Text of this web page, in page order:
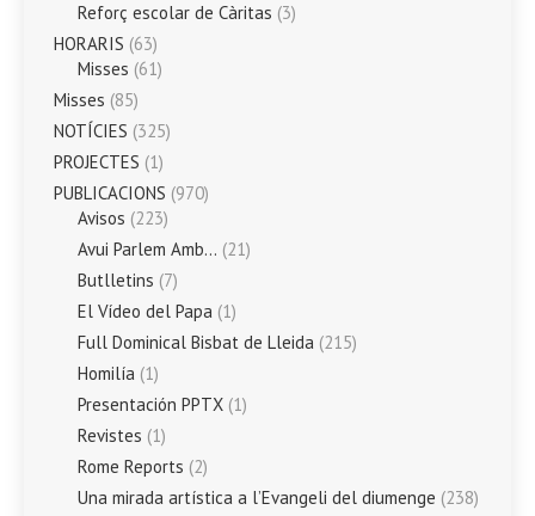
Reforç escolar de Càritas (3)
HORARIS (63)
Misses (61)
Misses (85)
NOTÍCIES (325)
PROJECTES (1)
PUBLICACIONS (970)
Avisos (223)
Avui Parlem Amb… (21)
Butlletins (7)
El Vídeo del Papa (1)
Full Dominical Bisbat de Lleida (215)
Homilía (1)
Presentación PPTX (1)
Revistes (1)
Rome Reports (2)
Una mirada artística a l’Evangeli del diumenge (238)